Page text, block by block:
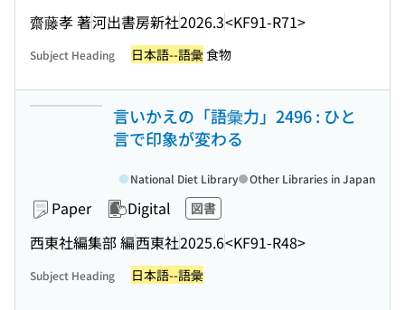
齋藤孝 著河出書房新社2026.3<KF91-R71>
Subject Heading 日本語--語彙食物
言いかえの「語彙力」2496 : ひと
言で印象が変わる
Paper Digital 図書
西東社編集部 編西東社2025.6<KF91-R48>
National Diet Library Other Libraries in Japan
Subject Heading 日本語--語彙